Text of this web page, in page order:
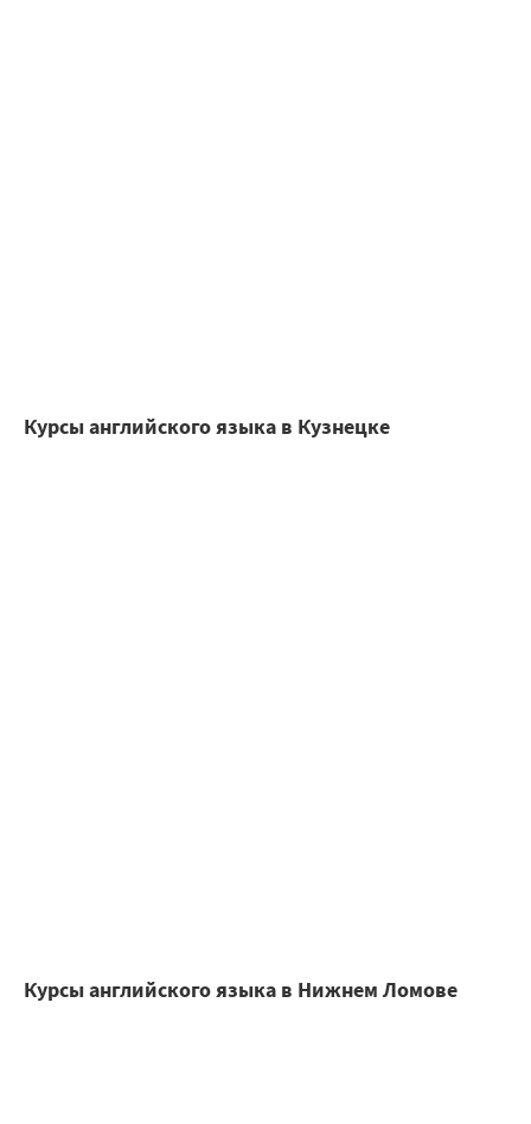
Курсы английского языка в Кузнецке
Курсы английского языка в Нижнем Ломове